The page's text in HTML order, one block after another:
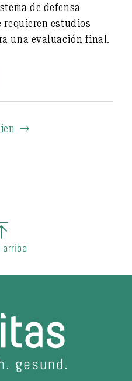
de defensa
requieren estudios
una evaluación final.
arriba